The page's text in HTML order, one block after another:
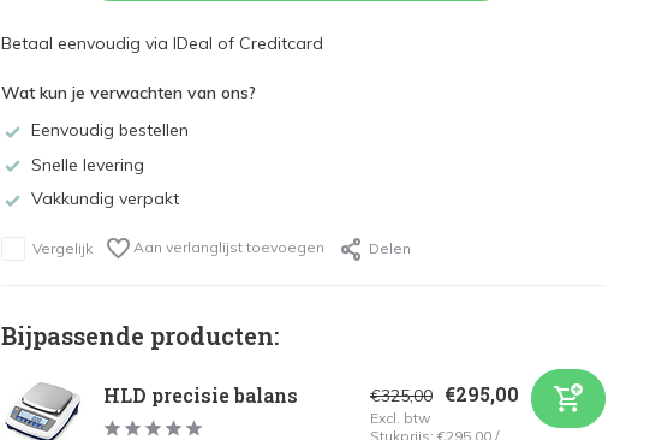
Betaal eenvoudig via IDeal of Creditcard
Wat kun je verwachten van ons?
Eenvoudig bestellen
Snelle levering
Vakkundig verpakt
Vergelijk Aan verlanglijst toevoegen Delen
Bijpassende producten:
HLD precisie balans €325,00 €295,00
Excl. btw
Stukprijs: €295,00/